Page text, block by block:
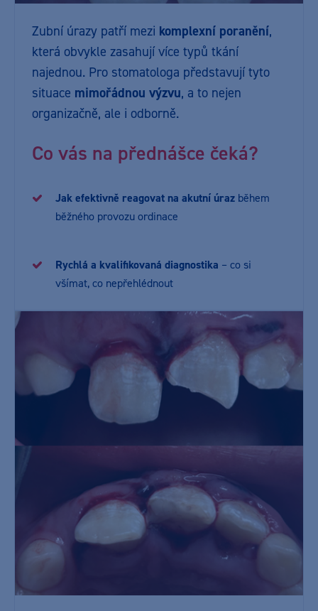
Zubní úrazy patří mezi komplexní poranění,
která obvykle zasahují více typů tkání
najednou. Pro stomatologa představují tyto
situace mimořádnou výzvu, a to nejen
organizačně, ale i odborně.
Co vás na přednášce čeká?
Jak efektivně reagovat na akutní úraz během
běžného provozu ordinace
Rychlá a kvalifikovaná diagnostika – co si
všímat, co nepřehlédnout